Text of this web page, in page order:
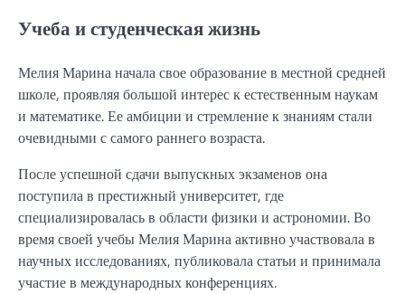
Учеба и студенческая жизнь
Мелия Марина начала свое образование в местной средней
школе, проявляя большой интерес к естественным наукам
и математике. Ее амбиции и стремление к знаниям стали
очевидными с самого раннего возраста.
После успешной сдачи выпускных экзаменов она
поступила в престижный университет, где
специализировалась в области физики и астрономии. Во
время своей учебы Мелия Марина активно участвовала в
научных исследованиях, публиковала статьи и принимала
участие в международных конференциях.